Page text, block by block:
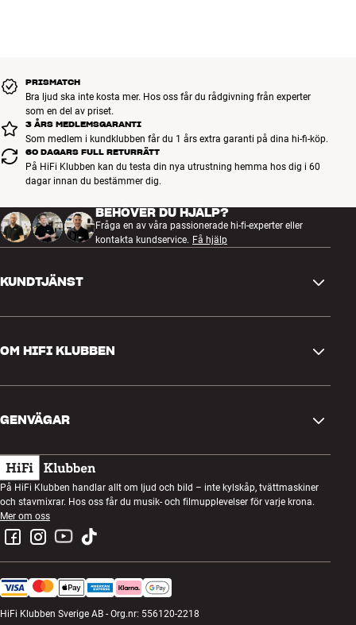
PRISMATCH
Bra ljud ska inte kosta mer. Hos oss får du rådgivning från experter
som en del av priset.
3 ÅRS MEDLEMSGARANTI
Som medlem i kundklubben får du 1 års extra garanti på dina hi-fi-köp.
60 DAGARS FULL RETURRÄTT
På HiFi Klubben kan du testa din nya utrustning hemma hos dig i 60
dagar innan du bestämmer dig.
BEHÖVER DU HJÄLP?
Fråga en av våra passionerade hi-fi-experter eller
kontakta kundservice. Få hjälp
KUNDTJÄNST
Retur och reklamation
Ångra beställning
Köpvillkor
Integritetspolicy
OM HIFI KLUBBEN
Kundklubb
Lyssnarkväll
Tävlingar
Jobb i HiFi Klubben
GENVÄGAR
Presentkort
Bygg med ljud
Montering och installation
Retur av elavfall
Produktrecensioner
På HiFi Klubben handlar allt om ljud och bild – inte kylskåp, tvättmaskiner
och stavmixrar. Hos oss får du musik- och filmupplevelser för varje krona.
Mer om oss
HiFi Klubben Sverige AB - Org.nr: 556120-2218